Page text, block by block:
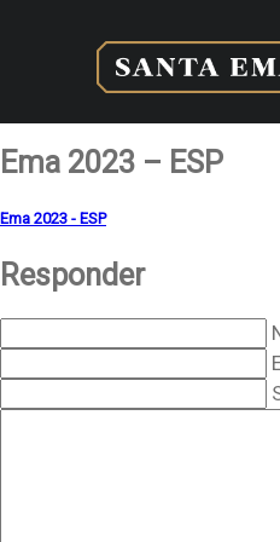
Ema 2023 – ESP
Ema 2023 - ESP
Responder